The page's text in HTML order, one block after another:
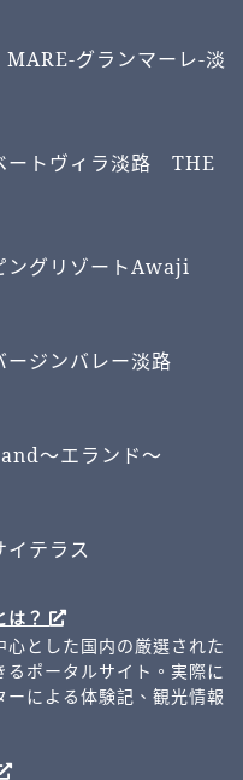
MARE-グランマーレ-淡
ートヴィラ淡路 THE
ングリゾートAwaji
ージンバレー淡路
～エランド～
イテラス
は？
とした国内の厳選された
ポータルサイト。実際に
による体験記、観光情報